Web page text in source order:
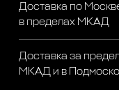
Доставка по
в пределах МКАД
Доставка за
МКАД и в